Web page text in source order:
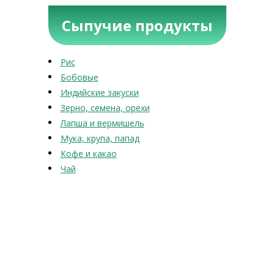
Сыпучие продукты
Рис
Бобовые
Индийские закуски
Зерно, семена, орехи
Лапша и вермишель
Мука, крупа, папад
Кофе и какао
Чай